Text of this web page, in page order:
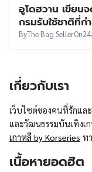
อูโดฮวาน เขียน
กรมรับใช้ชาติที่ก
ByThe Bag SellerOn
เกี่ยวกับเรา
เว็บไซต์ของคนที่รักแล
และวัฒนธรรมบันเทิงเ
เกาหลี by Korseries ท
เนื้อหายอดฮิต